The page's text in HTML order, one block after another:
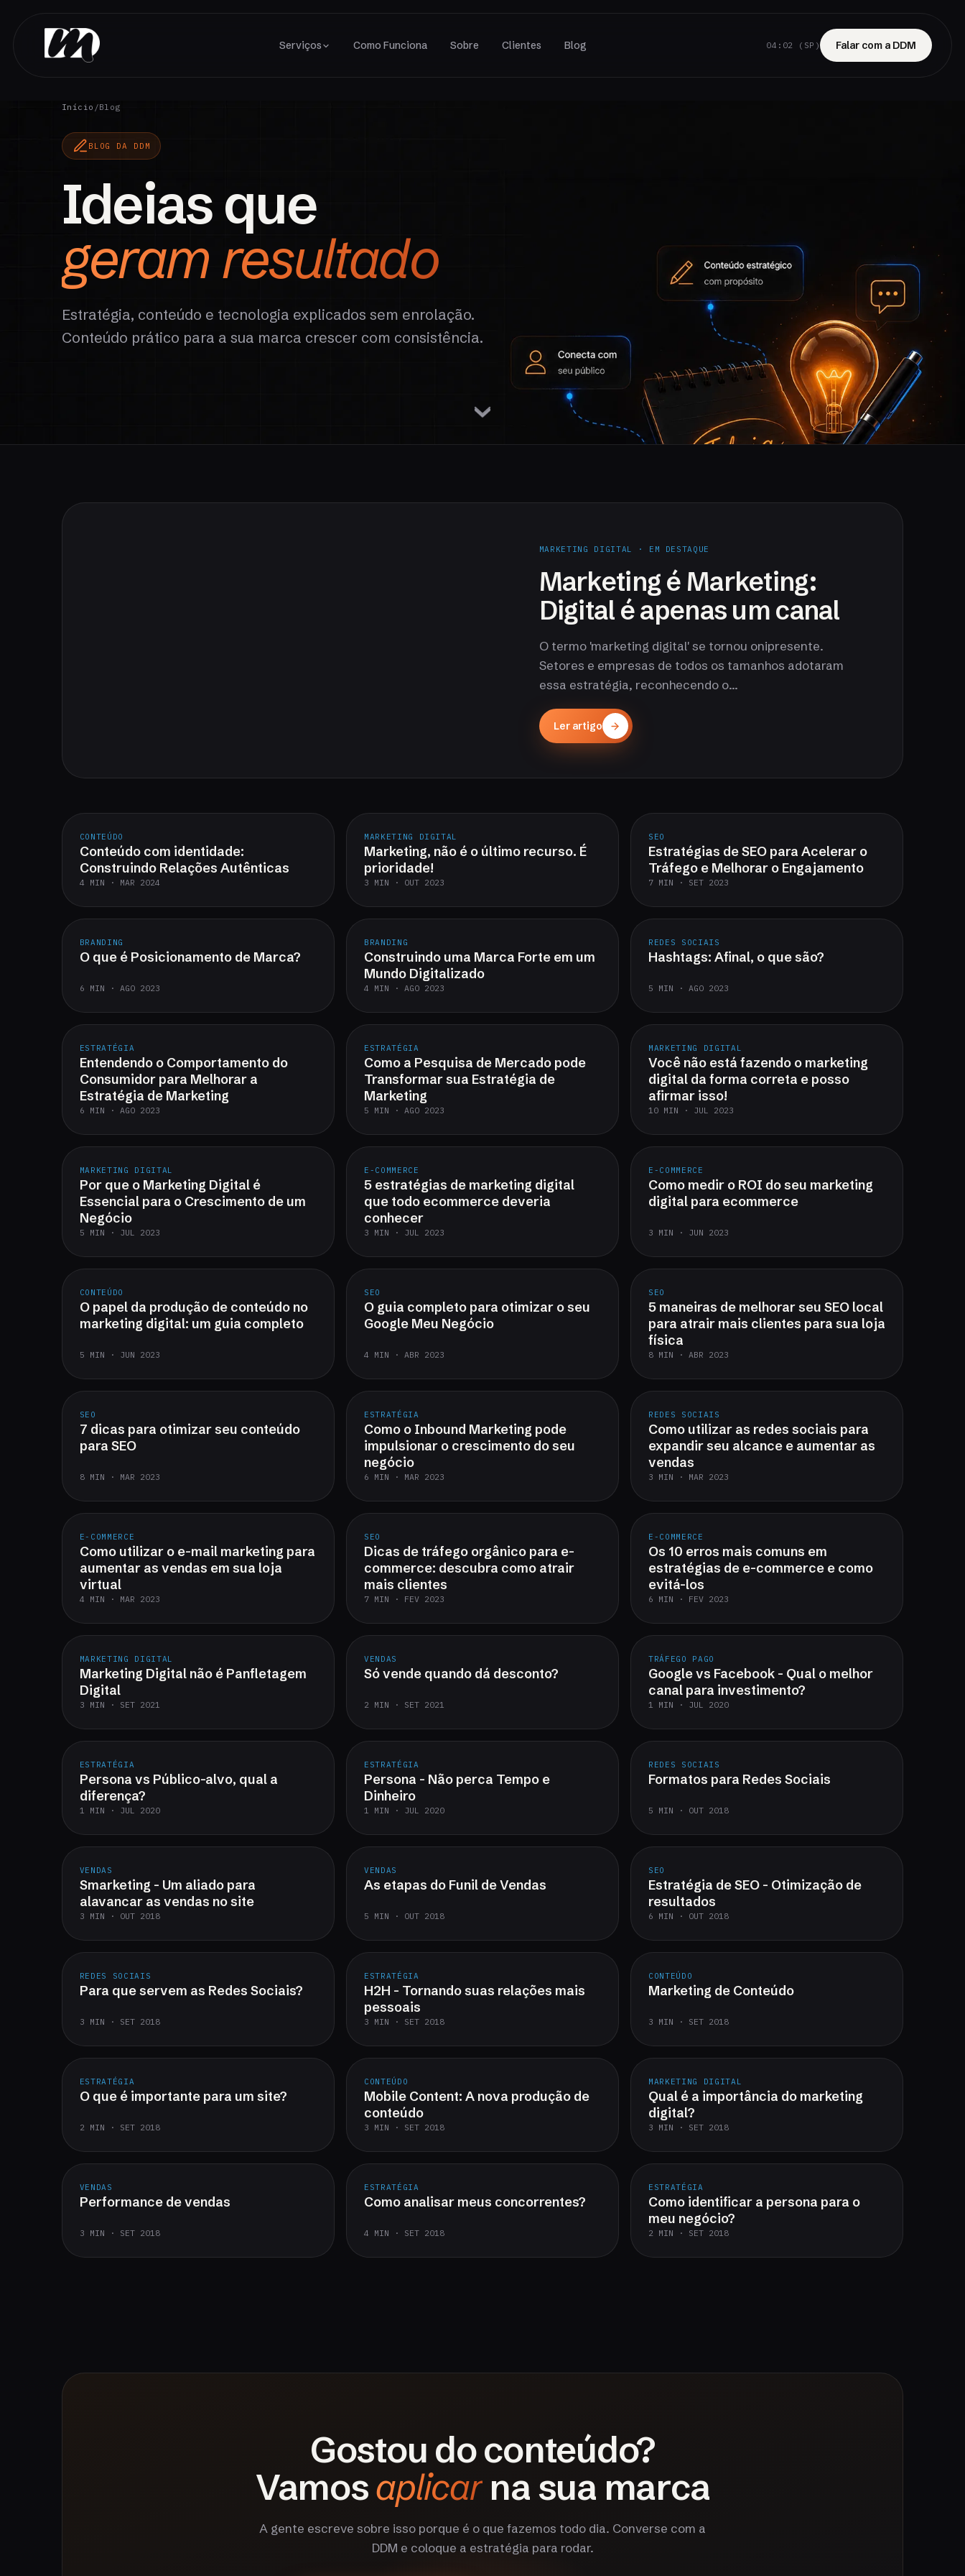
Serviços Como Funciona Sobre Clientes Blog 04:02 (SP) Falar com a DDM
Início /Blog
BLOG DA DDM
Ideias que
geram resultado
Estratégia, conteúdo e tecnologia explicados sem enrolação.
Conteúdo prático para a sua marca crescer com consistência.
MARKETING DIGITAL · EM DESTAQUE
Marketing é Marketing:
Digital é apenas um canal
O termo 'marketing digital' se tornou onipresente.
Setores e empresas de todos os tamanhos adotaram
essa estratégia, reconhecendo o...
Ler artigo
CONTEÚDO
Conteúdo com identidade:
Construindo Relações Autênticas
4 MIN · MAR 2024
MARKETING DIGITAL
Marketing, não é o último recurso. É
prioridade!
3 MIN · OUT 2023
SEO
Estratégias de SEO para Acelerar o
Tráfego e Melhorar o Engajamento
7 MIN · SET 2023
BRANDING
O que é Posicionamento de Marca?
6 MIN · AGO 2023
BRANDING
Construindo uma Marca Forte em um
Mundo Digitalizado
4 MIN · AGO 2023
REDES SOCIAIS
Hashtags: Afinal, o que são?
5 MIN · AGO 2023
ESTRATÉGIA
Entendendo o Comportamento do
Consumidor para Melhorar a
Estratégia de Marketing
6 MIN · AGO 2023
ESTRATÉGIA
Como a Pesquisa de Mercado pode
Transformar sua Estratégia de
Marketing
5 MIN · AGO 2023
MARKETING DIGITAL
Você não está fazendo o marketing
digital da forma correta e posso
afirmar isso!
10 MIN · JUL 2023
MARKETING DIGITAL
Por que o Marketing Digital é
Essencial para o Crescimento de um
Negócio
5 MIN · JUL 2023
E-COMMERCE
5 estratégias de marketing digital
que todo ecommerce deveria
conhecer
3 MIN · JUL 2023
E-COMMERCE
Como medir o ROI do seu marketing
digital para ecommerce
3 MIN · JUN 2023
CONTEÚDO
O papel da produção de conteúdo no
marketing digital: um guia completo
5 MIN · JUN 2023
SEO
O guia completo para otimizar o seu
Google Meu Negócio
4 MIN · ABR 2023
SEO
5 maneiras de melhorar seu SEO local
para atrair mais clientes para sua loja
física
8 MIN · ABR 2023
SEO
7 dicas para otimizar seu conteúdo
para SEO
8 MIN · MAR 2023
ESTRATÉGIA
Como o Inbound Marketing pode
impulsionar o crescimento do seu
negócio
6 MIN · MAR 2023
REDES SOCIAIS
Como utilizar as redes sociais para
expandir seu alcance e aumentar as
vendas
3 MIN · MAR 2023
E-COMMERCE
Como utilizar o e-mail marketing para
aumentar as vendas em sua loja
virtual
4 MIN · MAR 2023
SEO
Dicas de tráfego orgânico para e-
commerce: descubra como atrair
mais clientes
7 MIN · FEV 2023
E-COMMERCE
Os 10 erros mais comuns em
estratégias de e-commerce e como
evitá-los
6 MIN · FEV 2023
MARKETING DIGITAL
Marketing Digital não é Panfletagem
Digital
3 MIN · SET 2021
VENDAS
Só vende quando dá desconto?
2 MIN · SET 2021
TRÁFEGO PAGO
Google vs Facebook - Qual o melhor
canal para investimento?
1 MIN · JUL 2020
ESTRATÉGIA
Persona vs Público-alvo, qual a
diferença?
1 MIN · JUL 2020
ESTRATÉGIA
Persona - Não perca Tempo e
Dinheiro
1 MIN · JUL 2020
REDES SOCIAIS
Formatos para Redes Sociais
5 MIN · OUT 2018
VENDAS
Smarketing - Um aliado para
alavancar as vendas no site
3 MIN · OUT 2018
VENDAS
As etapas do Funil de Vendas
5 MIN · OUT 2018
SEO
Estratégia de SEO - Otimização de
resultados
6 MIN · OUT 2018
REDES SOCIAIS
Para que servem as Redes Sociais?
3 MIN · SET 2018
ESTRATÉGIA
H2H - Tornando suas relações mais
pessoais
3 MIN · SET 2018
CONTEÚDO
Marketing de Conteúdo
3 MIN · SET 2018
ESTRATÉGIA
O que é importante para um site?
2 MIN · SET 2018
CONTEÚDO
Mobile Content: A nova produção de
conteúdo
3 MIN · SET 2018
MARKETING DIGITAL
Qual é a importância do marketing
digital?
3 MIN · SET 2018
VENDAS
Performance de vendas
3 MIN · SET 2018
ESTRATÉGIA
Como analisar meus concorrentes?
4 MIN · SET 2018
ESTRATÉGIA
Como identificar a persona para o
meu negócio?
2 MIN · SET 2018
Gostou do conteúdo?
Vamosaplicarna sua marca
A gente escreve sobre isso porque é o que fazemos todo dia. Converse com a
DDM e coloque a estratégia para rodar.